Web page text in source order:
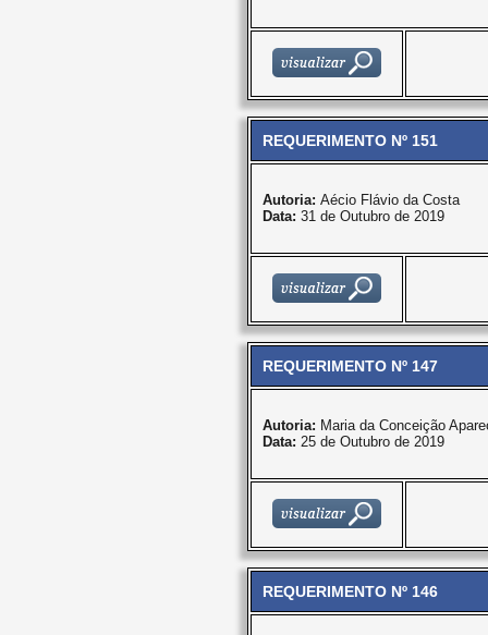
REQUERIMENTO Nº 151
Autoria: Aécio Flávio da Costa
Data: 31 de Outubro de 2019
REQUERIMENTO Nº 147
Autoria: Maria da Conceição
Data: 25 de Outubro de 2019
REQUERIMENTO Nº 146